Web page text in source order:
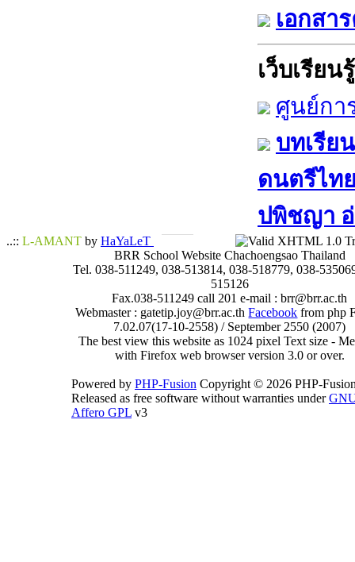
เอกสา
เว็บเรียนรู้
ศูนย์กา
บทเรีย
ดนตรีไท
ปพิชญา​ อ่
..:: L-AMANT by HaYaLeT
BRR School Website Chachoengsao Thailand
Tel. 038-511249, 038-513814, 038-518779, 038-
515126
Fax.038-511249 call 201 e-mail : brr@brr.ac.th
Webmaster : gatetip.joy@brr.ac.thFacebook from php
7.02.07(17-10-2558) / September 2550 (2007)
The best view this website as 1024 pixel Text size -
with Firefox web browser version 3.0 or over.
Powered by PHP-Fusion Copyright © 2026 PHP-
Released as free software without warranties under
Affero GPL v3